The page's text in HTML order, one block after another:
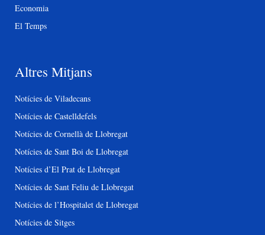
Economia
El Temps
Altres Mitjans
Notícies de Viladecans
Notícies de Castelldefels
Notícies de Cornellà de Llobregat
Notícies de Sant Boi de Llobregat
Notícies d’El Prat de Llobregat
Notícies de Sant Feliu de Llobregat
Notícies de l’Hospitalet de Llobregat
Notícies de Sitges